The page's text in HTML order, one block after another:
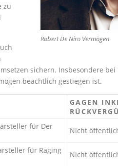
Robert De Niro Vermögen
zu
sichern. Insbesondere
beachtlich gestiegen ist.
GAGEN
für Der
Nicht
für Raging
Nicht